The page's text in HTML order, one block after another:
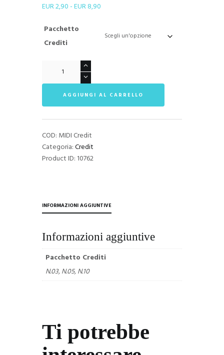
EUR2,90-EUR8,90
da
Pacchetto
Crediti
quantità
AGGIUNGI AL CARRELLO
COD: MIDI Credit
Categoria:Credit
Product ID: 10762
INFORMAZIONI AGGIUNTIVE
Informazioni aggiuntive
Pacchetto Crediti
N.03, N.05, N.10
Ti potrebbe